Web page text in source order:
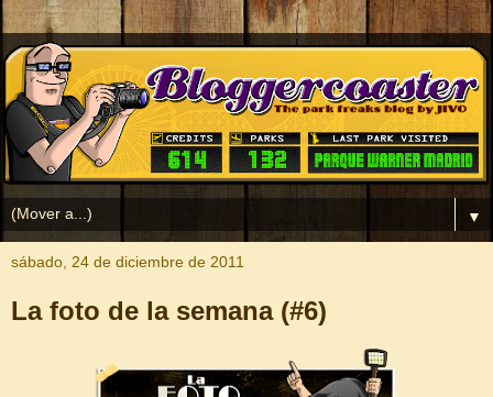
▼
sábado, 24 de diciembre de 2011
La foto de la semana (#6)